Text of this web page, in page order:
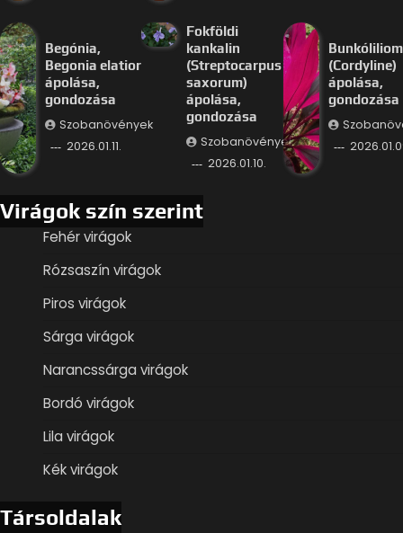
Begónia,
Begonia elatior
ápolása,
gondozása
Szobanövények
2026.01.11.
Fokföldi
kankalin
(Streptocarpus
saxorum)
ápolása,
gondozása
Szobanövények
2026.01.10.
Bunkóliliom
(Cordyline)
ápolása,
gondozása
Virágok szín szerint
Fehér virágok
Rózsaszín virágok
Piros virágok
Sárga virágok
Narancssárga virágok
Bordó virágok
Lila virágok
Kék virágok
Társoldalak